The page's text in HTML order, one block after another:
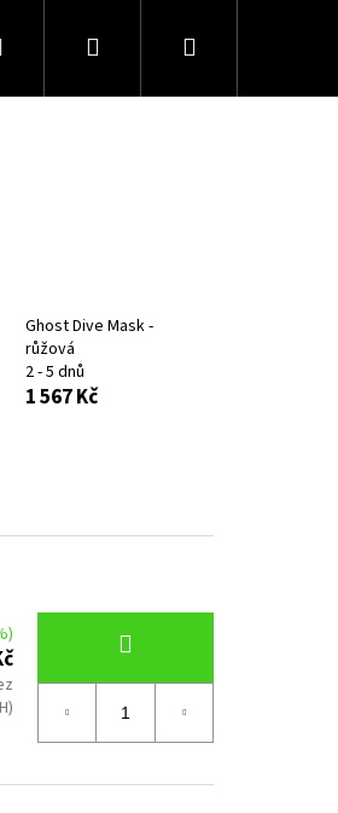
& DES DÁRKOVÉ
Hledat PřihlášeníNákupní
Ghost Dive Mask -
růžová
2 - 5 dnů
1 567 Kč